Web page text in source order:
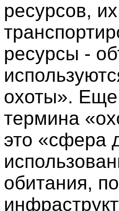
ресурсов,
ресурсы -
охоты».
термина
это «сфера
обитания,